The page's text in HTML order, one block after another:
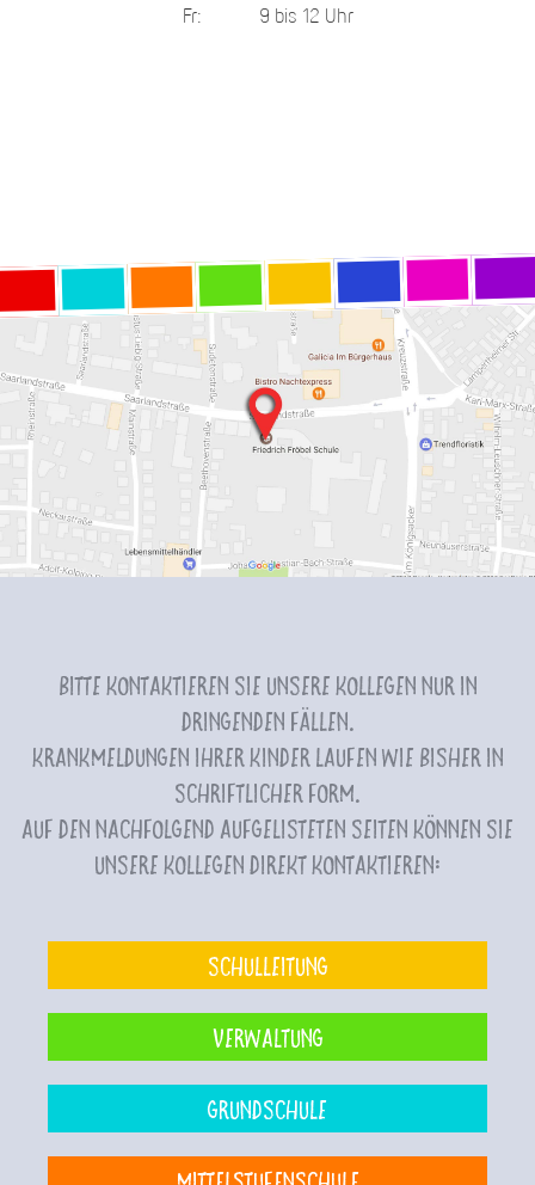
Fr: 9 bis 12 Uhr
Bitte kontaktieren Sie unsere Kollegen nur in
dringenden Fällen.
Krankmeldungen Ihrer Kinder laufen wie bisher in
schriftlicher Form.
Auf den nachfolgend aufgelisteten Seiten können Sie
unsere Kollegen direkt kontaktieren:
Schulleitung
Verwaltung
Grundschule